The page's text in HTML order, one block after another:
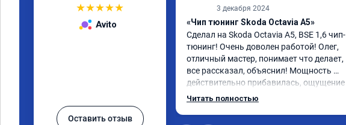
★★★★★
Avito
Оставить отзыв
3 декабря 2024
«Чип тюнинг Skoda Octavia A5»
Сделал на Skoda Octavia A5, BSE 1,6 чип-
тюнинг! Очень доволен работой! Олег,
отличный мастер, понимает что делает,
все рассказал, объяснил! Мощность
действительно прибавилась, ощущение
что крутящий момент переехал жить на
Читать полностью